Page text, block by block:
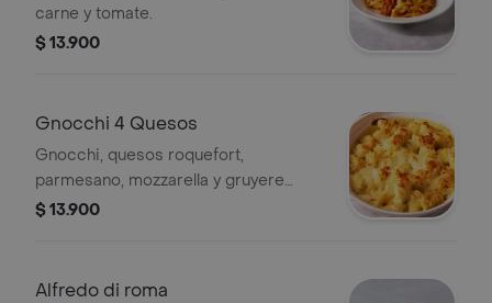
carne y tomate.
$ 13.900
Gnocchi 4 Quesos
Gnocchi, quesos roquefort,
parmesano, mozzarella y gruyere
gratinados
$ 13.900
Alfredo di roma